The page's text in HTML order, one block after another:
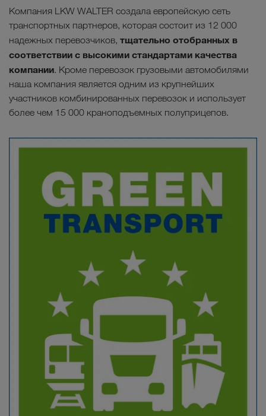
Компания LKW WALTER создала европейскую сеть
транспортных партнеров, которая состоит из 12 000
надежных перевозчиков, тщательно отобранных в
соответствии с высокими стандартами качества
компании. Кроме перевозок грузовыми автомобилями
наша компания является одним из крупнейших
участников комбинированных перевозок и использует
более чем 15 000 краноподъемных полуприцепов.